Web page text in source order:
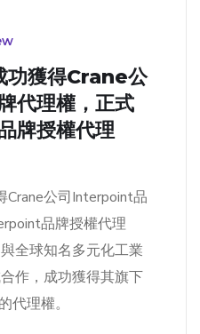
功獲得Crane公
理權，正式
授權代理
Crane公司Interpoint品
品牌授權代理
全球知名多元化工業
作，成功獲得其旗下
代理權。